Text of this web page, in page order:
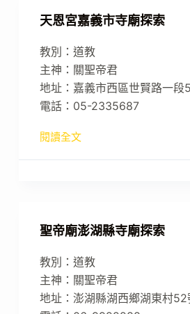
天恩宮嘉義市寺廟探索
教別：道教
主神：關聖帝君
地址：嘉義市西區世賢路一
電話：05-2335687
閱讀全文
聖帝廟澎湖縣寺廟探索
教別：道教
主神：關聖帝君
地址：澎湖縣湖西鄉湖東村52